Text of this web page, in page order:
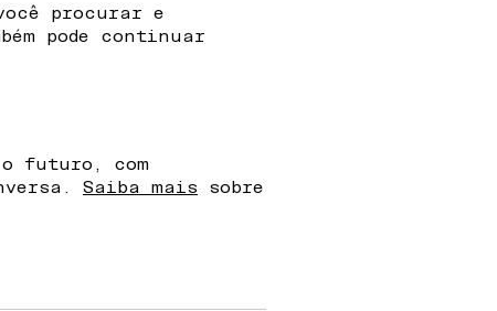
procurar e
pode continuar
o futuro, com
Saiba mais sobre